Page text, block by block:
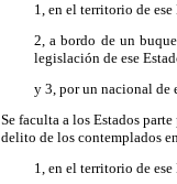
1, en el territorio de ese
2, a bordo de un
legislación de ese
y 3, por un nacional de
Se faculta a los Estados
delito de los contemplados
1, en el territorio de